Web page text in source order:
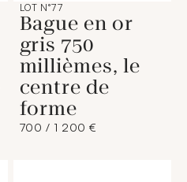
LOT N°77
Bague en or
gris 750
millièmes, le
centre de
forme
700 / 1 200 €